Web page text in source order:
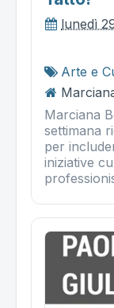
lunedì
Arte e
Marciana
settimana
per
iniziative